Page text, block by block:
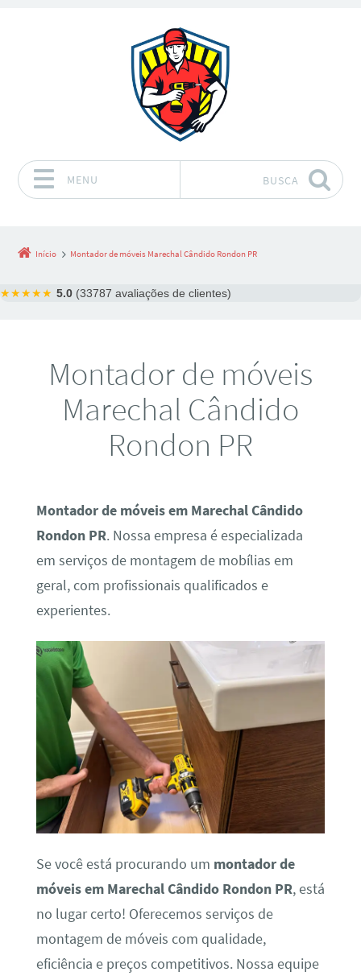
MENU BUSCA
Início Montador de móveis Marechal Cândido Rondon PR
★★★★★ 5.0 (33787 avaliações de clientes)
Montador de móveis
Marechal Cândido
Rondon PR
Montador de móveis em Marechal Cândido
Rondon PR. Nossa empresa é especializada
em serviços de montagem de mobílias em
geral, com profissionais qualificados e
experientes.
Se você está procurando um montador de
móveis em Marechal Cândido Rondon PR, está
no lugar certo! Oferecemos serviços de
montagem de móveis com qualidade,
eficiência e preços competitivos. Nossa equipe